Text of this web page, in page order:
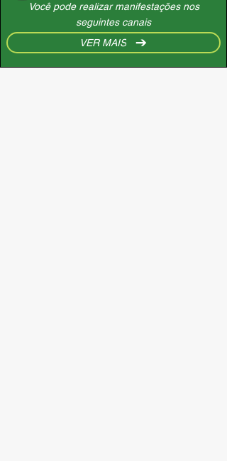
Você pode realizar manifestações nos
seguintes canais
VER MAIS